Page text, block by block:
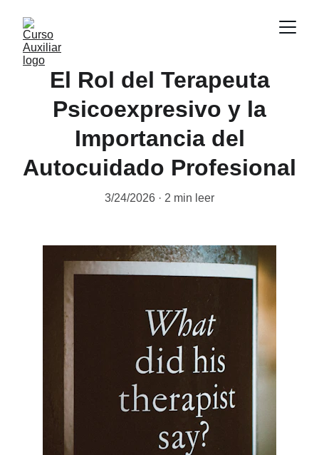
El Rol del Terapeuta
Psicoexpresivo y la
Importancia del
Autocuidado Profesional
3/24/2026 2 min leer